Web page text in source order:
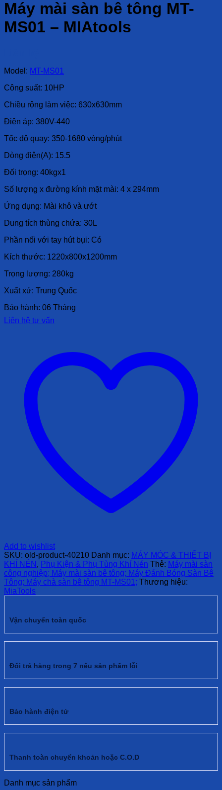
Máy mài sàn bê tông MT-
MS01 – MIAtools
Model: MT-MS01
Công suất: 10HP
Chiều rộng làm việc: 630x630mm
Điện áp: 380V-440
Tốc độ quay: 350-1680 vòng/phút
Dòng điện(A): 15.5
Đối trọng: 40kgx1
Số lượng x đường kính mặt mài: 4 x 294mm
Ứng dụng: Mài khô và ướt
Dung tích thùng chứa: 30L
Phần nối với tay hút bụi: Có
Kích thước: 1220x800x1200mm
Trọng lượng: 280kg
Xuất xứ: Trung Quốc
Bảo hành: 06 Tháng
Liên hệ tư vấn
Add to wishlist
SKU: old-product-40210 Danh mục: MÁY MÓC & THIẾT BỊ
KHÍ NÉN , Phụ Kiện & Phụ Tùng Khí Nén Thẻ: Máy mài sàn
công nghiệp; Máy mài sàn bê tông; Máy Đánh Bóng Sàn Bê
Tông; Máy chà sàn bê tông MT-MS01; Thương hiệu:
MiaTools
Vận chuyển toàn quốc
Đổi trả hàng trong 7 nếu sản phẩm lỗi
Bảo hành điện tử
Thanh toàn chuyển khoản hoặc C.O.D
Danh mục sản phẩm